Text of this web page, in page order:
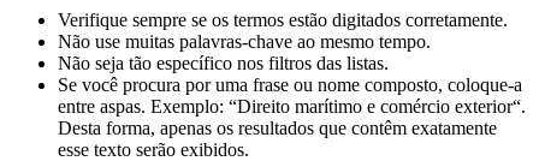
Verifique sempre se os termos estão digitados corretamente.
Não use muitas palavras-chave ao mesmo tempo.
Não seja tão específico nos filtros das listas.
Se você procura por uma frase ou nome composto, coloque-a
entre aspas. Exemplo: “Direito marítimo e comércio exterior“.
Desta forma, apenas os resultados que contêm exatamente
esse texto serão exibidos.